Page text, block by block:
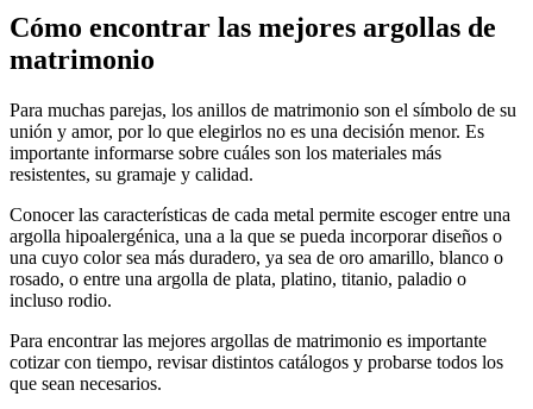
Cómo encontrar las mejores argollas de
matrimonio
Para muchas parejas, los anillos de matrimonio son el símbolo de su
unión y amor, por lo que elegirlos no es una decisión menor. Es
importante informarse sobre cuáles son los materiales más
resistentes, su gramaje y calidad.
Conocer las características de cada metal permite escoger entre una
argolla hipoalergénica, una a la que se pueda incorporar diseños o
una cuyo color sea más duradero, ya sea de oro amarillo, blanco o
rosado, o entre una argolla de plata, platino, titanio, paladio o
incluso rodio.
Para encontrar las mejores argollas de matrimonio es importante
cotizar con tiempo, revisar distintos catálogos y probarse todos los
que sean necesarios.